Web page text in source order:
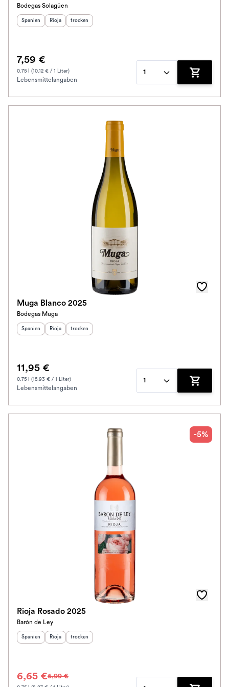
Bodegas Solagüen
Herkunftsland:
Spanien Herkunftsregion:
Rioja Geschmack
trocken
7,59 €
0.75 l (10.12 € / 1 Liter)
Lebensmittelangaben
1
Zum
Muga Blanco 2025
Bodegas Muga
Herkunftsland:
Spanien Herkunftsregion:
Rioja Geschmack
trocken
11,95 €
0.75 l (15.93 € / 1 Liter)
Lebensmittelangaben
1
Zum
-5%
Rioja Rosado 2025
Barón de Ley
Herkunftsland:
Spanien Herkunftsregion:
Rioja Geschmack
trocken
6,65 €6,99 €